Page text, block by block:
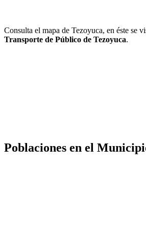
Consulta el mapa de Tezoyuca, en éste se
Transporte de Público de Tezoyuca.
Poblaciones en el